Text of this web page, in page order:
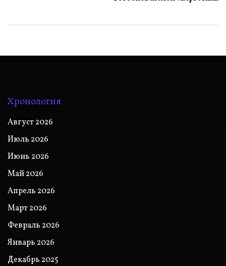
Хронология
Август 2026
Июль 2026
Июнь 2026
Май 2026
Апрель 2026
Март 2026
Февраль 2026
Январь 2026
Декабрь 2025